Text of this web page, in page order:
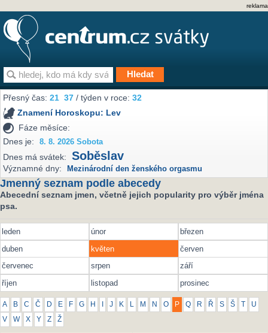
reklama
Přesný čas:21 37 / týden v roce:32
Znamení Horoskopu: Lev
Fáze měsíce:
Dnes je:
8. 8. 2026 Sobota
Dnes má svátek: Soběslav
Významné dny: Mezinárodní den ženského orgasmu
Jmenný seznam podle abecedy
Abecední seznam jmen, včetně jejich popularity pro výběr jména
psa.
leden únor
březen
duben
květen
červen
červenec
srpen
září
říjen
listopad prosinec
A B C Č D E F G H J K L M N O P Q R Ř S Š U
V W X Y Z Ž